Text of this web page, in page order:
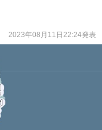
2023年08月11日22:24発表